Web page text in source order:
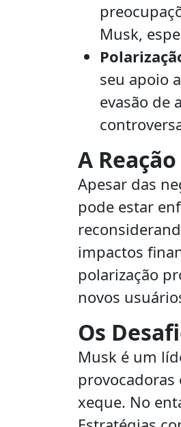
Musk,
seu apoio
evasão de
A
Apesar das
pode estar
impactos
polarização
novos
Os
Musk é um
provocadoras
xeque. No